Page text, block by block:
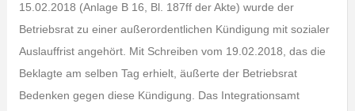
15.02.2018 (Anlage B 16, Bl. 187ff der Akte) wurde der
Betriebsrat zu einer außerordentlichen Kündigung mit sozialer
Auslauffrist angehört. Mit Schreiben vom 19.02.2018, das die
Beklagte am selben Tag erhielt, äußerte der Betriebsrat
Bedenken gegen diese Kündigung. Das Integrationsamt